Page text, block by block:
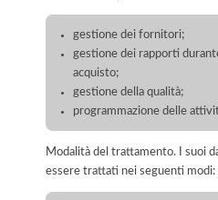
gestione dei fornitori;
gestione dei rapporti
acquisto;
gestione della qualità;
programmazione delle
Modalità del trattamento. I suoi
essere trattati nei seguenti modi: